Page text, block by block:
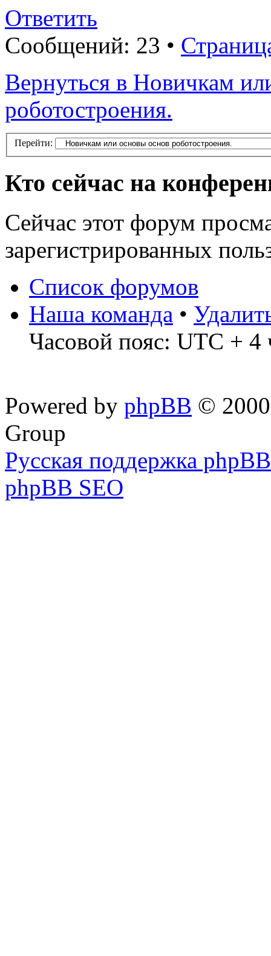
Ответить
Сообщений: 23 •
Вернуться в Новичкам
роботостроения.
Перейти:
Кто сейчас на
Сейчас этот форум
зарегистрированных
Список форумов
Наша команда •
Часовой пояс: UTC + 4
Powered by phpBB ©
Group
Русская поддержка phpBB
phpBB SEO